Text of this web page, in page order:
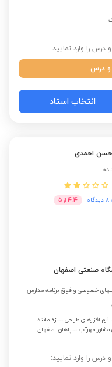
را وارد نمایید:
و درس
انتخاب استاد
احمدی
4.4 از 5
صنعتی اصفهان
خصوصی و فوق برنامه مدارس
افزارهای طراحی سازه مانند
را وارد نمایید: